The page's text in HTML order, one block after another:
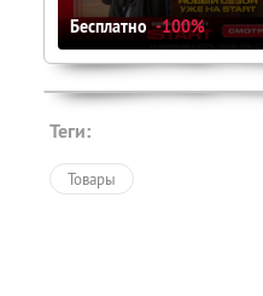
Бесплатно -100%
Теги:
Товары